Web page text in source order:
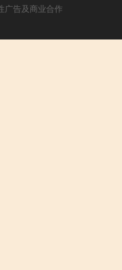
广告及商业合作